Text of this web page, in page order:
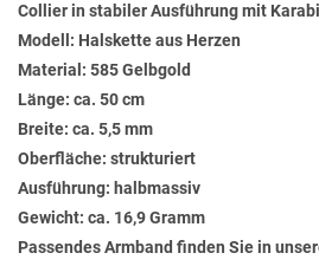
Collier in stabiler Ausführung mit
Modell: Halskette aus Herzen
Material: 585 Gelbgold
Länge: ca. 50 cm
Breite: ca. 5,5 mm
Oberfläche: strukturiert
Ausführung: halbmassiv
Gewicht: ca. 16,9 Gramm
Passendes Armband finden Sie in